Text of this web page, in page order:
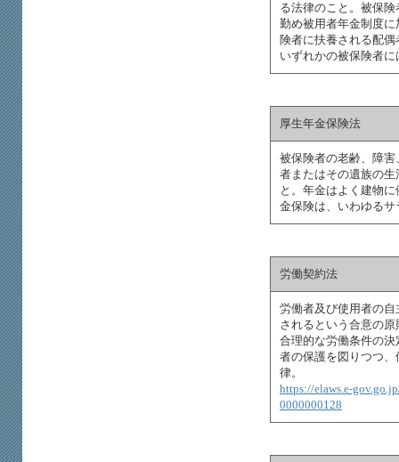
る法律のこと。被保
勤め被用者年金制度
険者に扶養される配
いずれかの被保険者
厚生年金保険法
被保険者の老齢、障
者またはその遺族の
と。年金はよく建物
金保険は、いわゆる
労働契約法
労働者及び使用者の
されるという合意の
合理的な労働条件の
者の保護を図りつつ
律。
https://elaws.e-
0000000128